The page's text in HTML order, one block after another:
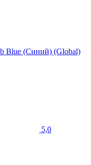
Blue (Синий) (Global)
5,0